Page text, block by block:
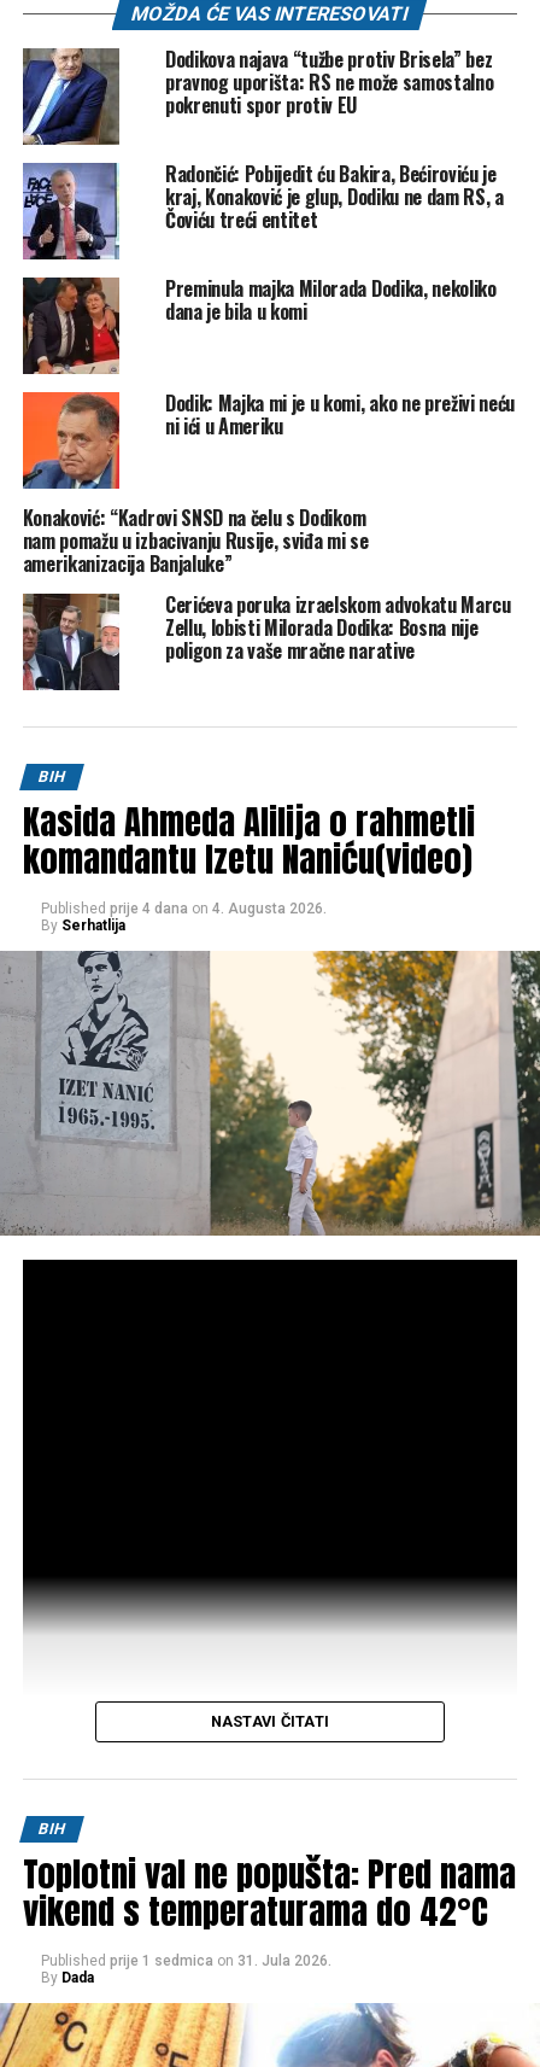
Raport
Share Post
Share
Tweet Share
Mail
MOŽDA ĆE VAS INTERESOVATI
Dodikova najava “tužbe protiv Brisela” bez
pravnog uporišta: RS ne može samostalno
pokrenuti spor protiv EU
Radončić: Pobijedit ću Bakira, Bećiroviću je
kraj, Konaković je glup, Dodiku ne dam RS, a
Čoviću treći entitet
Preminula majka Milorada Dodika, nekoliko
dana je bila u komi
Dodik: Majka mi je u komi, ako ne preživi neću
ni ići u Ameriku
Konaković: “Kadrovi SNSD na čelu s Dodikom
nam pomažu u izbacivanju Rusije, sviđa mi se
amerikanizacija Banjaluke”
Cerićeva poruka izraelskom advokatu Marcu
Zellu, lobisti Milorada Dodika: Bosna nije
poligon za vaše mračne narative
BIH
Kasida Ahmeda Alilija o rahmetli
komandantu Izetu Naniću(video)
Published prije 4 dana on 4. Augusta 2026.
By Serhatlija
Tweet Share
Mail
NASTAVI ČITATI
BIH
Toplotni val ne popušta: Pred nama
vikend s temperaturama do 42°C
Published prije 1 sedmica on 31. Jula 2026.
By Dada